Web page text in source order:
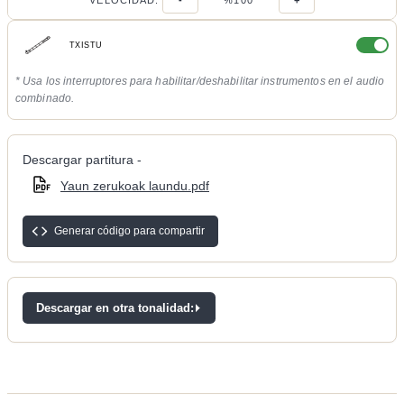
TXISTU
* Usa los interruptores para habilitar/deshabilitar instrumentos en el audio
combinado.
Descargar partitura -
Yaun zerukoak laundu.pdf
Generar código para compartir
Descargar en otra tonalidad: